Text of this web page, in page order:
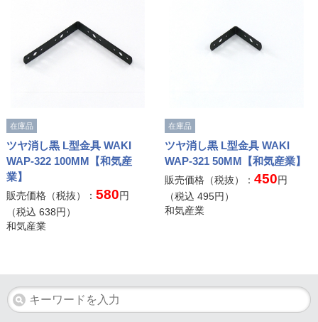
在庫品
ツヤ消し黒 L型金具 WAKI
WAP-322 100MM【和気産
業】
販売価格（税抜）： 580円
（税込 638円）
和気産業
在庫品
ツヤ消し黒 L型金具 WAKI
WAP-321 50MM【和気産業】
販売価格（税抜）：450円
（税込495円）
和気産業